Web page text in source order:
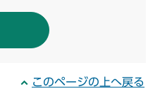
このページの上へ戻る